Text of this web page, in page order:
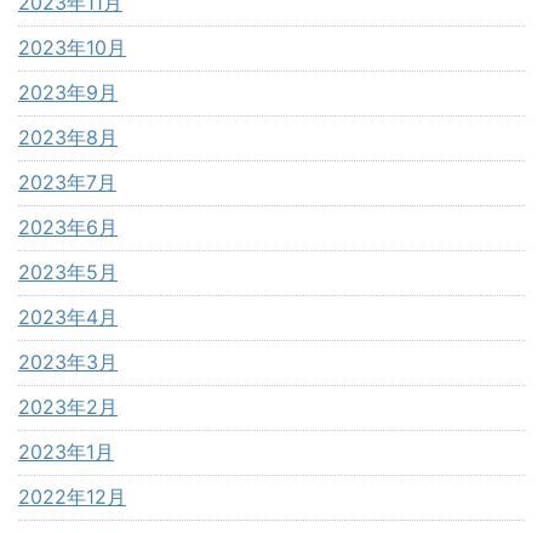
2023年10月
2023年9月
2023年8月
2023年7月
2023年6月
2023年5月
2023年4月
2023年3月
2023年2月
2023年1月
2022年12月